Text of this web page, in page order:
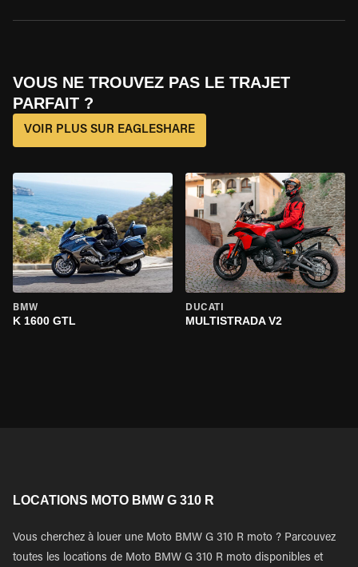
VOUS NE TROUVEZ PAS LE TRAJET
PARFAIT ?
VOIR PLUS SUR EAGLESHARE
BMW
K 1600 GTL
DUCATI
MULTISTRADA V2
LOCATIONS MOTO BMW G 310 R
Vous cherchez à louer une Moto BMW G 310 R moto ? Parcouvez
toutes les locations de Moto BMW G 310 R moto disponibles et